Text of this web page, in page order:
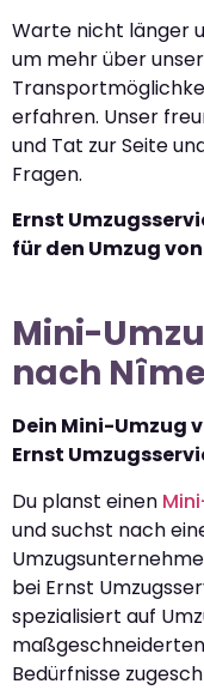
Warte nicht länger
um mehr über
erfahren. Unser
und Tat zur Seite
Fragen.
Ernst
für den Umzug
Mini-
nach
Dein Mini-Umzug
Ernst
Du planst einen
und suchst nach
bei Ernst
spezialisiert auf
Bedürfnisse